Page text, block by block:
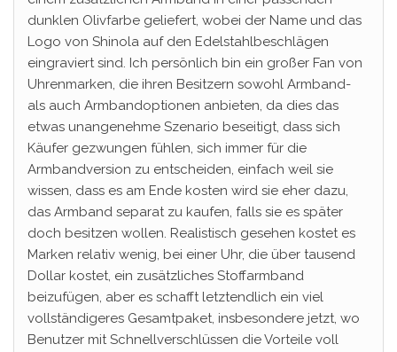
dunklen Olivfarbe geliefert, wobei der Name und das
Logo von Shinola auf den Edelstahlbeschlägen
eingraviert sind. Ich persönlich bin ein großer Fan von
Uhrenmarken, die ihren Besitzern sowohl Armband-
als auch Armbandoptionen anbieten, da dies das
etwas unangenehme Szenario beseitigt, dass sich
Käufer gezwungen fühlen, sich immer für die
Armbandversion zu entscheiden, einfach weil sie
wissen, dass es am Ende kosten wird sie eher dazu,
das Armband separat zu kaufen, falls sie es später
doch besitzen wollen. Realistisch gesehen kostet es
Marken relativ wenig, bei einer Uhr, die über tausend
Dollar kostet, ein zusätzliches Stoffarmband
beizufügen, aber es schafft letztendlich ein viel
vollständigeres Gesamtpaket, insbesondere jetzt, wo
Benutzer mit Schnellverschlüssen die Vorteile voll